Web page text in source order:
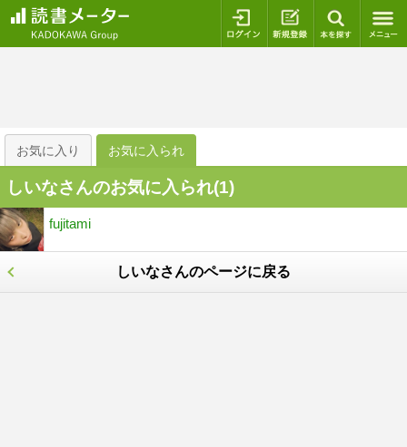
ログイン 新規登録
お気に入り お気に入られ
しいなさんのお気に入られ(1)
fujitami
しいなさんのページに戻る